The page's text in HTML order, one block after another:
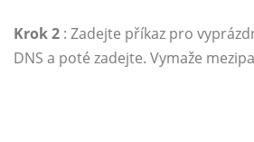
Krok 2 : Zadejte příkaz pro
DNS a poté zadejte. Vymaže